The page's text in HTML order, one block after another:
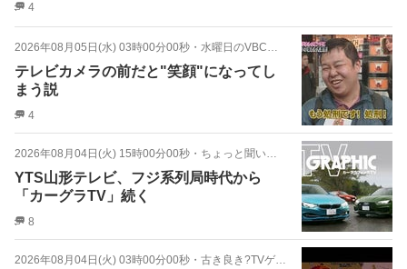
4
2026年08月05日(水) 03時00分00秒 ・ 水曜日のVBCテレビ
テレビカメラの前だと"笑顔"になってし
まう説
4
2026年08月04日(火) 15時00分00秒 ・ ちょっと聞いてョ!地方の声!!
YTS山形テレビ、フジ系列局時代から
「カーグラTV」続く
8
2026年08月04日(火) 03時00分00秒 ・ 古き良き?TVゲーム